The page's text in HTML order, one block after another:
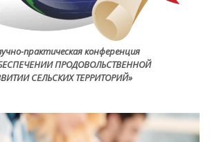
практическая конференция
ПРОДОВОЛЬСТВЕННОЙ
СЕЛЬСКИХ ТЕРРИТОРИЙ»